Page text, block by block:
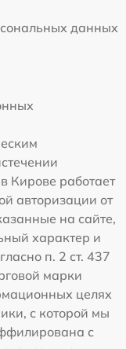
данных
Кирове работает
авторизации от
на сайте,
характер и
п. 2 ст. 437
марки
целях
с которой мы
с